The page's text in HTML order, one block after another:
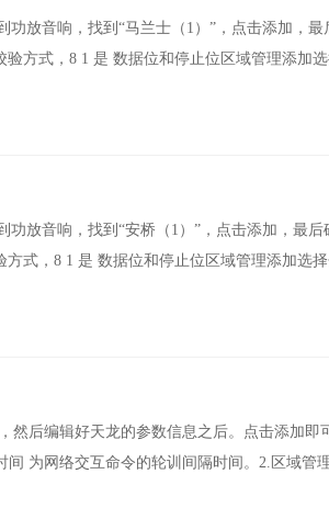
功放音响，找到“马兰士（1）”，点击添加，
方式，8 1 是 数据位和停止位区域管理添加
功放音响，找到“安桥（1）”，点击添加，最
式，8 1 是 数据位和停止位区域管理添加选
然后编辑好天龙的参数信息之后。点击添加即
为网络交互命令的轮训间隔时间。2.区域管